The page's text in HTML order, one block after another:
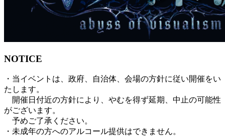
NOTICE
・当イベントは、政府、自治体、会場の方針に従い開催をい
たします。
開催日付近の方針により、やむを得ず延期、中止の可能性
がございます。
予めご了承ください。
・未成年の方へのアルコール提供はできません。